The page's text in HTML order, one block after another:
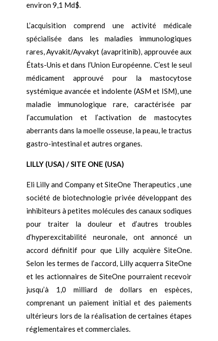
environ 9,1 Md$.
L’acquisition comprend une activité médicale
spécialisée dans les maladies immunologiques
rares, Ayvakit/Ayvakyt (avapritinib), approuvée aux
États-Unis et dans l’Union Européenne. C’est le seul
médicament approuvé pour la mastocytose
systémique avancée et indolente (ASM et ISM), une
maladie immunologique rare, caractérisée par
l’accumulation et l’activation de mastocytes
aberrants dans la moelle osseuse, la peau, le tractus
gastro-intestinal et autres organes.
LILLY (USA) / SITE ONE (USA)
Eli Lilly and Company et SiteOne Therapeutics , une
société de biotechnologie privée développant des
inhibiteurs à petites molécules des canaux sodiques
pour traiter la douleur et d’autres troubles
d’hyperexcitabilité neuronale, ont annoncé un
accord définitif pour que Lilly acquière SiteOne.
Selon les termes de l’accord, Lilly acquerra SiteOne
et les actionnaires de SiteOne pourraient recevoir
jusqu’à 1,0 milliard de dollars en espèces,
comprenant un paiement initial et des paiements
ultérieurs lors de la réalisation de certaines étapes
réglementaires et commerciales.